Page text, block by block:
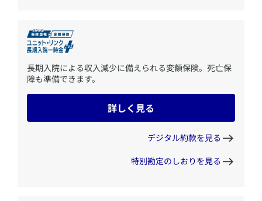
​長期入院による収入減少に備えられる変額保険。死亡保
障も準備できます。
詳しく見る
デジタル約款を見る
特別勘定のしおりを見る